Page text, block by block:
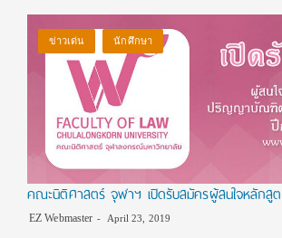
ข่าวเด่น นักศึกษา
คณะนิติศาสตร์ จุฬาฯ เปิดรับสมัครผู้สนใจหลักสู
EZ Webmaster April 23, 2019